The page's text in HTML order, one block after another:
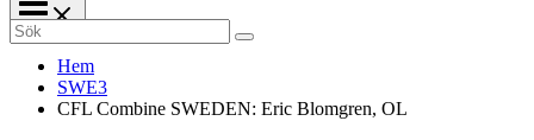
Search
for:
Hem
SWE3
CFL Combine SWEDEN: Eric Blomgren, OL